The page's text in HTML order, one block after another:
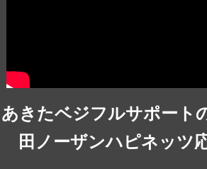
あきたベジフルサポー
田ノーザンハピネッツ